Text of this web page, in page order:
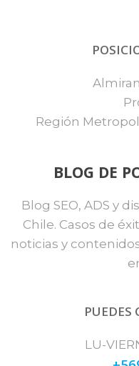
Región
BLOG DE
Blog SEO, ADS y
Chile. Casos de
noticias y
PUEDES
LU-